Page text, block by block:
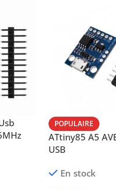
POPULAIRE
ATtiny85 A5
USB
En stock